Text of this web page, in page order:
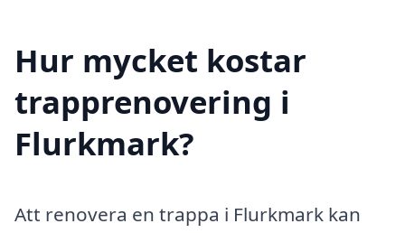
Hur mycket kostar
trapprenovering i
Flurkmark?
Att renovera en trappa i Flurkmark kan